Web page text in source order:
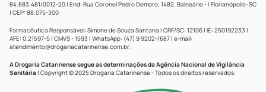
84.683.481/0012-20 | End: Rua Coronel Pedro Demoro, 1482, Balneário - | Florianópolis- SC
| CEP: 88.075-300
Farmacêutica Responsável: Simone de Souza Santana | CRF/SC: 12106 | IE: 250192233 |
AFE: 0.21597-5 | CMVS - 1593 | WhatsApp: (47) 9 9202-1687 | e-mail:
atendimento@drogariacatarinense.com.br.
A Drogaria Catarinense segue as determinações da Agência Nacional de Vigilância
Sanitária | Copyright © 2025 Drogaria Catarinense - Todos os direitos reservados.